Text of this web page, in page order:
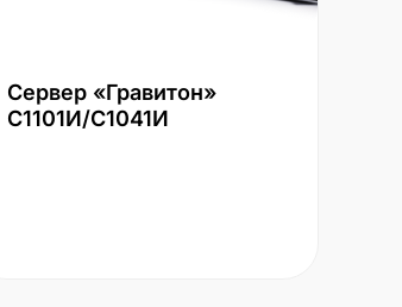
Сервер «Гравитон»
С1101И/С1041И